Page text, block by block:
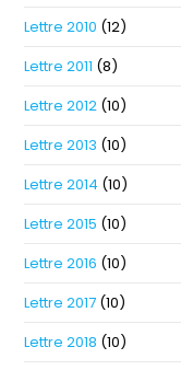
Lettre 2010 (12)
Lettre 2011 (8)
Lettre 2012 (10)
Lettre 2013 (10)
Lettre 2014 (10)
Lettre 2015 (10)
Lettre 2016 (10)
Lettre 2017 (10)
Lettre 2018 (10)